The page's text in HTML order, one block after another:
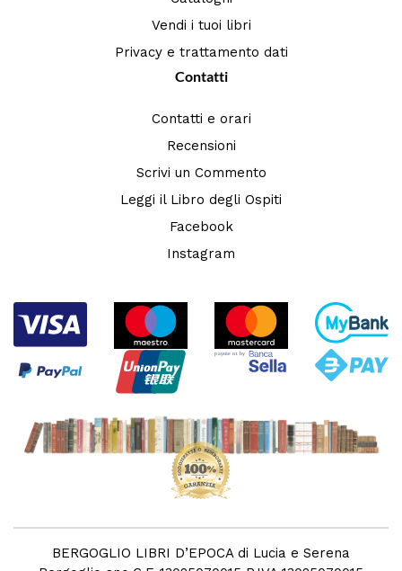
Vendi i tuoi libri
Privacy e trattamento dati
Contatti
Contatti e orari
Recensioni
Scrivi un Commento
Leggi il Libro degli Ospiti
Facebook
Instagram
BERGOGLIO LIBRI D’EPOCA di Lucia e Serena